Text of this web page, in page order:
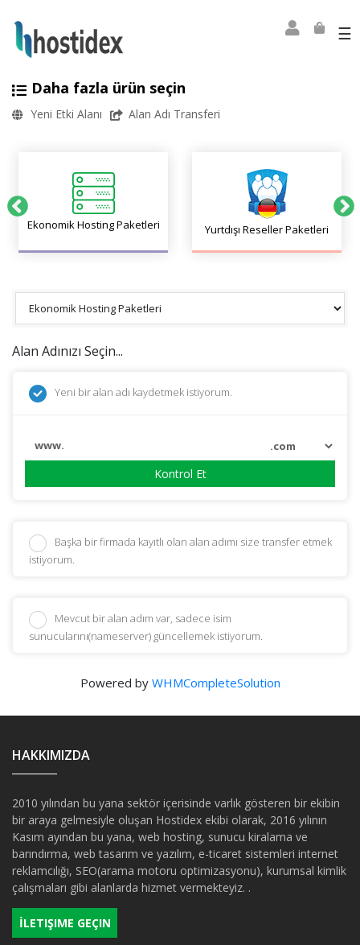
☰
Daha fazla ürün seçin
Yeni Etki Alanı Alan Adı Transferi
Ekonomik Hosting Paketleri Yurtdışı Reseller Paketleri
Alan Adınızı Seçin...
Yeni bir alan adı kaydetmek istiyorum.
www.
Kontrol Et
Başka bir firmada kayıtlı olan alan adımı size transfer etmek
istiyorum.
Mevcut bir alan adım var, sadece isim
sunucularını(nameserver) güncellemek istiyorum.
Powered by WHMCompleteSolution
HAKKIMIZDA
2010 yılından bu yana sektör içerisinde varlık gösteren bir ekibin
bir araya gelmesiyle oluşan Hostidex ekibi olarak, 2016 yılının
Kasım ayından bu yana, web hosting, sunucu kiralama ve
barındırma, web tasarım ve yazılım, e-ticaret sistemleri internet
reklamcılığı, SEO(arama motoru optimizasyonu), kurumsal kimlik
çalışmaları gibi alanlarda hizmet vermekteyiz. .
İLETIŞIME GEÇIN